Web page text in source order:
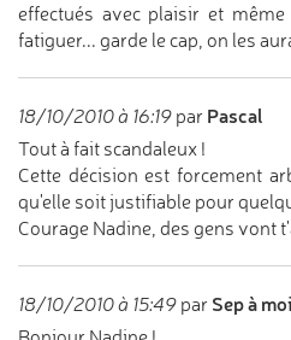
effectués avec plaisir et
fatiguer... garde le cap, on les
18/10/2010 à 16:19 par Pascal
Tout à fait scandaleux !
Cette décision est forcement
qu'elle soit justifiable pour
Courage Nadine, des gens vont
18/10/2010 à 15:49 par Sep à moi